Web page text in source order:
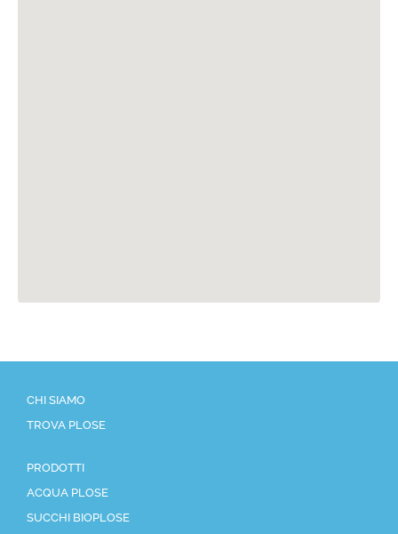
CHI SIAMO
TROVA PLOSE
PRODOTTI
ACQUA PLOSE
SUCCHI BIOPLOSE